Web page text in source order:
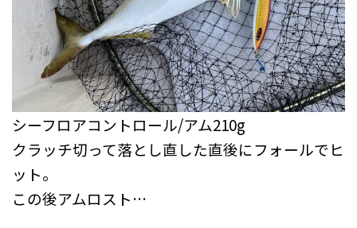
シーフロアコントロール/アム210g
クラッチ切って落とし直した直後にフォールでヒ
ット。
この後アムロスト…